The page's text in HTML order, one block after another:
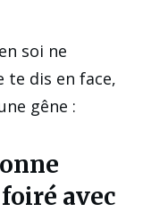
soi ne
te dis en face,
gêne :
avec